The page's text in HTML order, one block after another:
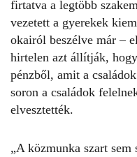
firtatva a legtöbb
vezetett a gyerekek
okairól beszélve már –
hirtelen azt állítják,
pénzből, amit a
soron a családok
elvesztették.
„A közmunka szart